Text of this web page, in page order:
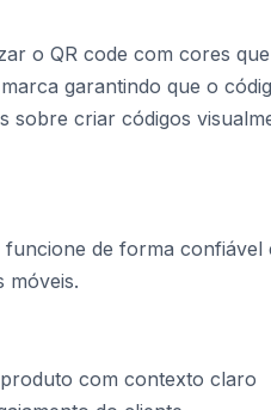
o QR code com cores que
garantindo que o
sobre criar códigos
funcione de forma confiável
móveis.
com contexto claro